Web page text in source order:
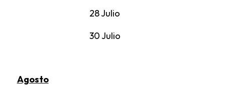
28 Julio
30 Julio
Agosto